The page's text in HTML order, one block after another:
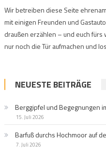
Wir betreiben diese Seite
mit einigen Freunden und
draußen erzählen – und euch
nur noch die Tür aufmachen und
NEUESTE BEITRÄGE
Berggipfel und Begegnungen
15. Juli 2026
Barfuß durchs Hochmoor auf
7. Juli 2026